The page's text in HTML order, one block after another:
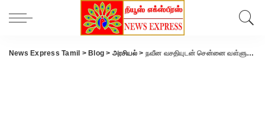
News Express Tamil > Blog > அரசியல்> நவீன வசதியுடன் சென்னை வள்ளுவர் கோட்டம் விரைவில் சீரமைக்கப்படும் – அமைச்சர் சாமிநாதன் தகவல் !